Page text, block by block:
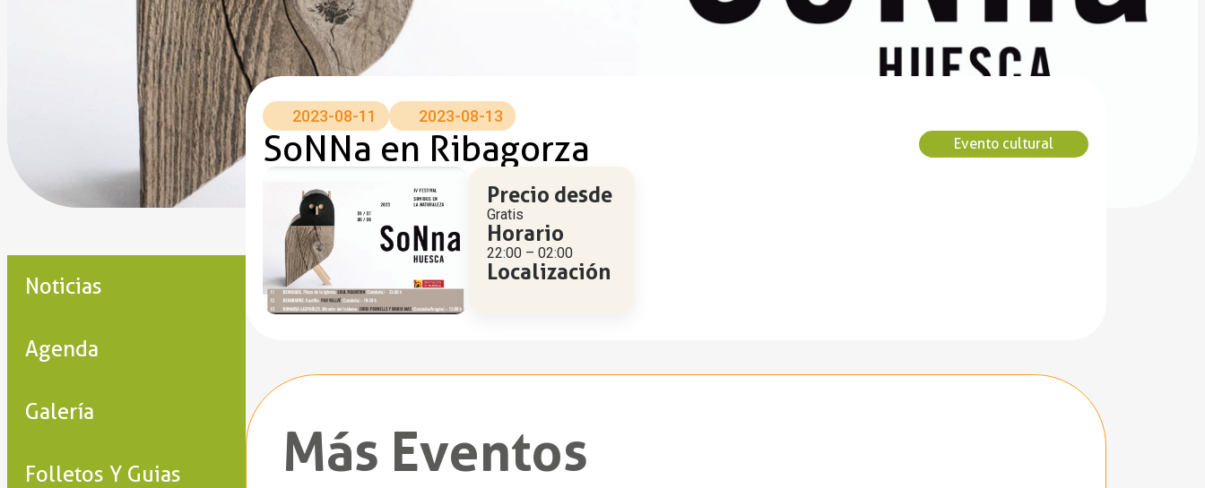
Noticias
Agenda
Galería
Folletos Y Guias
2023-08-11 2023-08-13
SoNNa en Ribagorza Evento cultural
Precio desde
Gratis
Horario
22:00 – 02:00
Localización
Más Eventos